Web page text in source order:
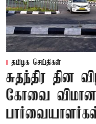
தமிழக செய்திகள்
சுதந்திர தின
கோவை விமான